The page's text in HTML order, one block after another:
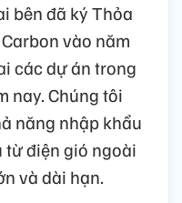
bên đã ký Thỏa
vào năm
các dự án trong
nay. Chúng tôi
năng nhập khẩu
từ điện gió ngoài
và dài hạn.